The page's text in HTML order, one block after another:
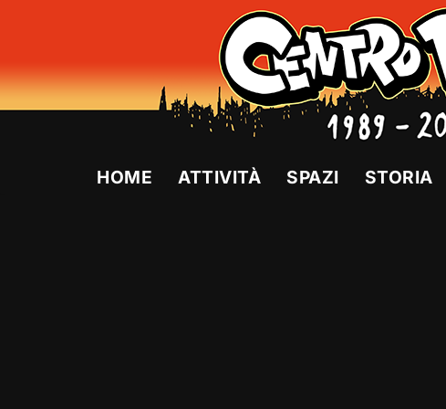
al
contenuto
HOME ATTIVITÀ SPAZI STORIA